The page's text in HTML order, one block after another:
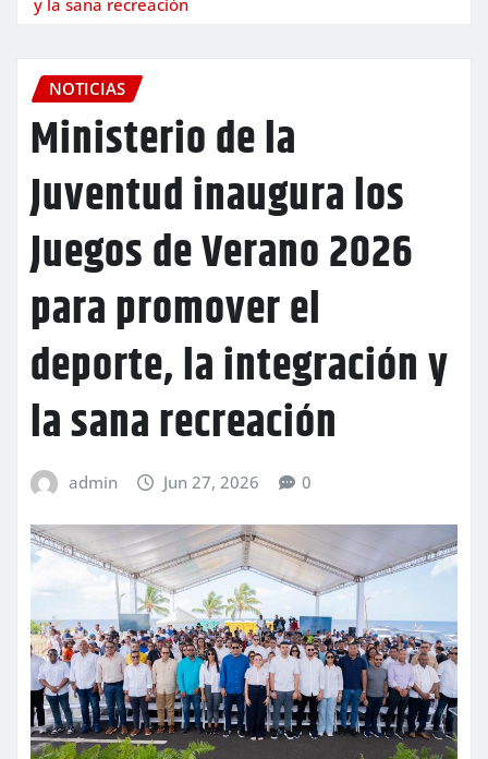
NOTICIAS
Ministerio de la
Juventud inaugura los
Juegos de Verano 2026
para promover el
deporte, la integración y
la sana recreación
admin Jun 27, 2026 0